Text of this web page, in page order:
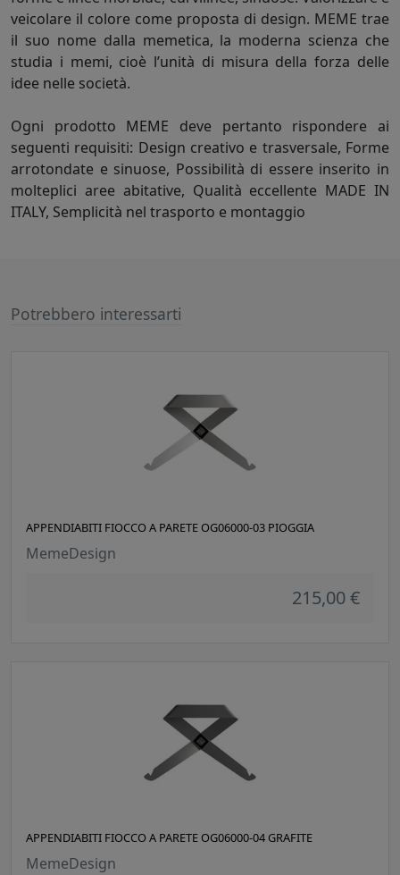
veicolare il colore come proposta di design. MEME trae
il suo nome dalla memetica, la moderna scienza che
studia i memi, cioè l’unità di misura della forza delle
idee nelle società.
Ogni prodotto MEME deve pertanto rispondere ai
seguenti requisiti: Design creativo e trasversale, Forme
arrotondate e sinuose, Possibilità di essere inserito in
molteplici aree abitative, Qualità eccellente MADE IN
ITALY, Semplicità nel trasporto e montaggio
Potrebbero interessarti
APPENDIABITI FIOCCO A PARETE OG06000-03 PIOGGIA
MemeDesign
215,00 €
APPENDIABITI FIOCCO A PARETE OG06000-04 GRAFITE
MemeDesign